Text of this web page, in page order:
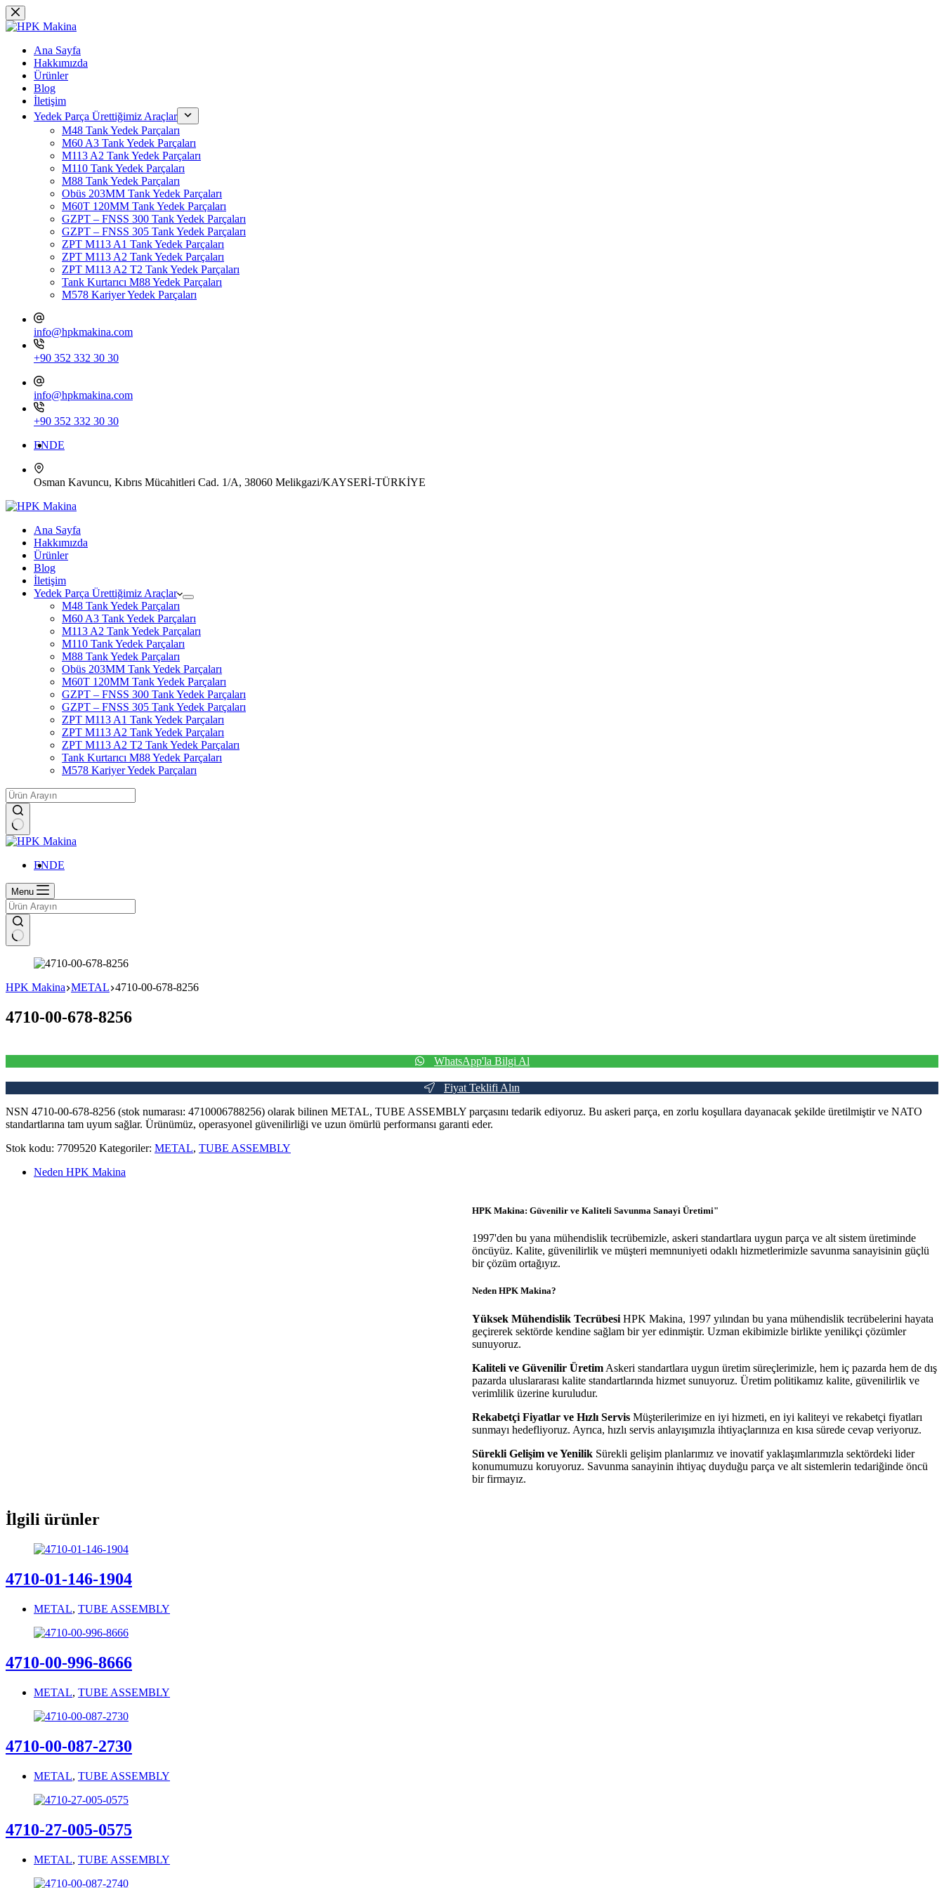
Skip
to
Ana Sayfa
Hakkımızda
Ürünler
Blog
İletişim
Yedek Parça Ürettiğimiz Araçlar
M48 Tank Yedek Parçaları
M60 A3 Tank Yedek Parçaları
M113 A2 Tank Yedek Parçaları
M110 Tank Yedek Parçaları
M88 Tank Yedek Parçaları
Obüs 203MM Tank Yedek Parçaları
M60T 120MM Tank Yedek Parçaları
GZPT – FNSS 300 Tank Yedek Parçaları
GZPT – FNSS 305 Tank Yedek Parçaları
ZPT M113 A1 Tank Yedek Parçaları
ZPT M113 A2 Tank Yedek Parçaları
ZPT M113 A2 T2 Tank Yedek Parçaları
Tank Kurtarıcı M88 Yedek Parçaları
M578 Kariyer Yedek Parçaları
info@hpkmakina.com
+90 352 332 30 30
info@hpkmakina.com
+90 352 332 30 30
ENDE
Osman Kavuncu, Kıbrıs Mücahitleri Cad. 1/A, 38060 Melikgazi/KAYSERİ-TÜRKİYE
Ana Sayfa
Hakkımızda
Ürünler
Blog
İletişim
Yedek Parça Ürettiğimiz Araçlar
M48 Tank Yedek Parçaları
M60 A3 Tank Yedek Parçaları
M113 A2 Tank Yedek Parçaları
M110 Tank Yedek Parçaları
M88 Tank Yedek Parçaları
Obüs 203MM Tank Yedek Parçaları
M60T 120MM Tank Yedek Parçaları
GZPT – FNSS 300 Tank Yedek Parçaları
GZPT – FNSS 305 Tank Yedek Parçaları
ZPT M113 A1 Tank Yedek Parçaları
ZPT M113 A2 Tank Yedek Parçaları
ZPT M113 A2 T2 Tank Yedek Parçaları
Tank Kurtarıcı M88 Yedek Parçaları
M578 Kariyer Yedek Parçaları
No
ENDE
Menu
HPK Makina METAL 4710-00-678-8256
4710-00-678-8256
WhatsApp'la Bilgi Al
Fiyat Teklifi Alın
NSN 4710-00-678-8256 (stok numarası: 4710006788256) olarak bilinen METAL, TUBE ASSEMBLY parçasını tedarik ediyoruz. Bu askeri parça, en zorlu koşullara dayanacak şekilde üretilmiştir ve NATO
standartlarına tam uyum sağlar. Ürünümüz, operasyonel güvenilirliği ve uzun ömürlü performansı garanti eder.
Stok kodu: 7709520 Kategoriler: METAL, TUBE ASSEMBLY
Neden HPK Makina
HPK Makina: Güvenilir ve Kaliteli Savunma Sanayi Üretimi"
1997'den bu yana mühendislik tecrübemizle, askeri standartlara uygun parça ve alt sistem üretiminde
öncüyüz. Kalite, güvenilirlik ve müşteri memnuniyeti odaklı hizmetlerimizle savunma sanayisinin güçlü
bir çözüm ortağıyız.
Neden HPK Makina?
Yüksek Mühendislik Tecrübesi HPK Makina, 1997 yılından bu yana mühendislik tecrübelerini hayata
geçirerek sektörde kendine sağlam bir yer edinmiştir. Uzman ekibimizle birlikte yenilikçi çözümler
sunuyoruz.
Kaliteli ve Güvenilir Üretim Askeri standartlara uygun üretim süreçlerimizle, hem iç pazarda hem de dış
pazarda uluslararası kalite standartlarında hizmet sunuyoruz. Üretim politikamız kalite, güvenilirlik ve
verimlilik üzerine kuruludur.
Rekabetçi Fiyatlar ve Hızlı Servis Müşterilerimize en iyi hizmeti, en iyi kaliteyi ve rekabetçi fiyatları
sunmayı hedefliyoruz. Ayrıca, hızlı servis anlayışımızla ihtiyaçlarınıza en kısa sürede cevap veriyoruz.
Sürekli Gelişim ve Yenilik Sürekli gelişim planlarımız ve inovatif yaklaşımlarımızla sektördeki lider
konumumuzu koruyoruz. Savunma sanayinin ihtiyaç duyduğu parça ve alt sistemlerin tedariğinde öncü
bir firmayız.
İlgili ürünler
4710-01-146-1904
METAL, TUBE ASSEMBLY
4710-00-996-8666
METAL, TUBE ASSEMBLY
4710-00-087-2730
METAL, TUBE ASSEMBLY
4710-27-005-0575
METAL, TUBE ASSEMBLY